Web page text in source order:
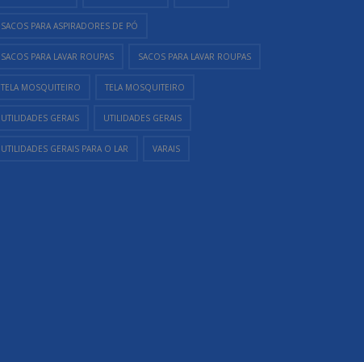
SACOS PARA ASPIRADORES DE PÓ
SACOS PARA LAVAR ROUPAS SACOS PARA LAVAR ROUPAS
TELA MOSQUITEIRO TELA MOSQUITEIRO
UTILIDADES GERAIS UTILIDADES GERAIS
UTILIDADES GERAIS PARA O LAR VARAIS